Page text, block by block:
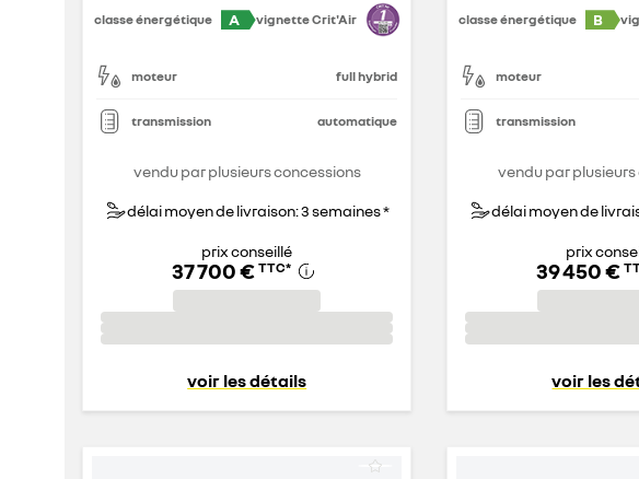
classe énergétique
A vignette Crit'Air
moteur full hybrid
transmission automatique
vendu par plusieurs concessions
délai moyen de livraison: 3 semaines *
prix conseillé
37 700 € TTC*
voir les détails
classe énergétique
B
moteur
transmission
vendu par
délai moyen de
prix
39 450 €
voir les